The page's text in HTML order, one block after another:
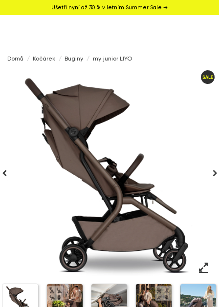
Ušetři nyní až 30 % v letním Summer Sale →
Domů Kočárek Buginy my junior LIYO